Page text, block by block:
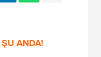
ŞU ANDA!